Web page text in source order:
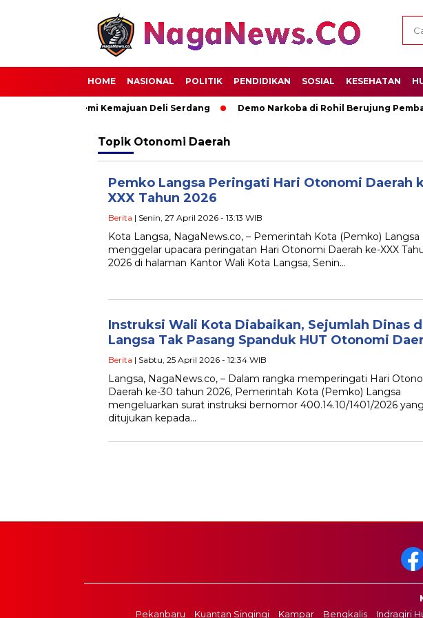
HOME NASIONAL POLITIK PENDIDIKAN SOSIAL KESEHATAN
Sinergi Demi Kemajuan Deli Serdang Demo Narkoba di Rohil Berujung
Topik Otonomi Daerah
Pemko Langsa Peringati Hari Otonomi Daerah
XXX Tahun 2026
Berita | Senin, 27 April 2026 - 13:13 WIB
Kota Langsa, NagaNews.co, – Pemerintah Kota (Pemko) Langsa
menggelar upacara peringatan Hari Otonomi Daerah ke-XXX
2026 di halaman Kantor Wali Kota Langsa, Senin…
Instruksi Wali Kota Diabaikan, Sejumlah Dinas
Langsa Tak Pasang Spanduk HUT Otonomi
Berita | Sabtu, 25 April 2026 - 12:34 WIB
Langsa, NagaNews.co, – Dalam rangka memperingati Hari
Daerah ke-30 tahun 2026, Pemerintah Kota (Pemko) Langsa
mengeluarkan surat instruksi bernomor 400.14.10/1401/2026 yang
ditujukan kepada…
Pekanbaru
Kuantan Singingi Kampar Bengkalis Indragiri